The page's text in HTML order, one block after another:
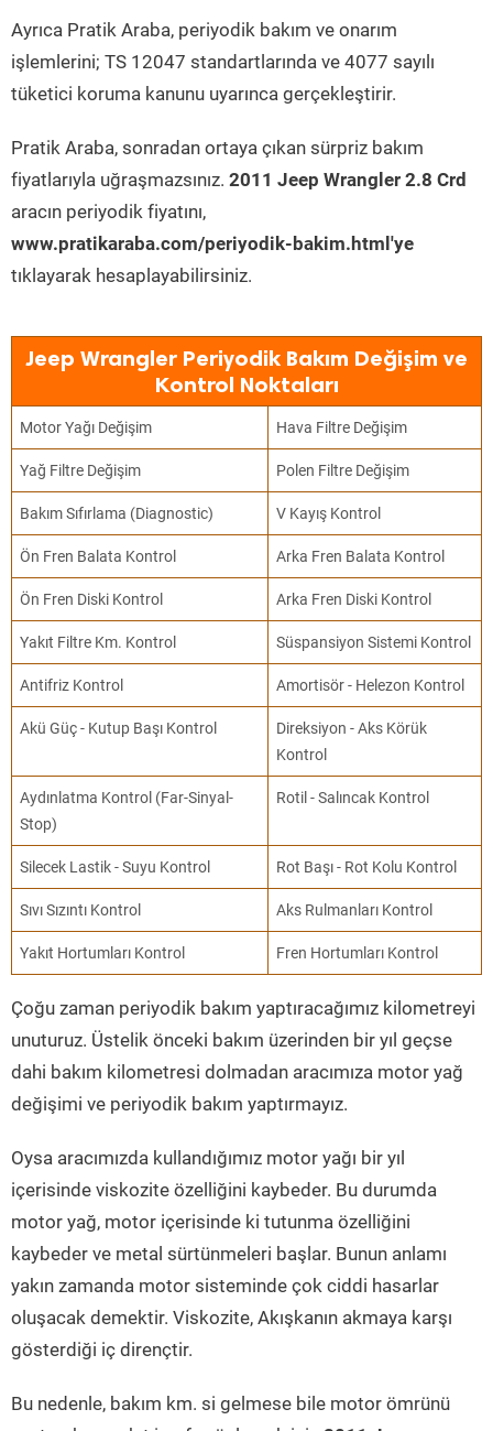
Ayrıca Pratik Araba, periyodik bakım ve onarım
işlemlerini; TS 12047 standartlarında ve 4077 sayılı
tüketici koruma kanunu uyarınca gerçekleştirir.
Pratik Araba, sonradan ortaya çıkan sürpriz bakım
fiyatlarıyla uğraşmazsınız. 2011 Jeep Wrangler 2.8 Crd
aracın periyodik fiyatını,
www.pratikaraba.com/periyodik-bakim.html'ye
tıklayarak hesaplayabilirsiniz.
Jeep Wrangler Periyodik Bakım Değişim ve
Kontrol Noktaları
Motor Yağı Değişim Hava Filtre Değişim
Yağ Filtre Değişim Polen Filtre Değişim
Bakım Sıfırlama (Diagnostic) V Kayış Kontrol
Ön Fren Balata Kontrol Arka Fren Balata Kontrol
Ön Fren Diski Kontrol Arka Fren Diski Kontrol
Yakıt Filtre Km. Kontrol Süspansiyon Sistemi Kontrol
Antifriz Kontrol Amortisör - Helezon Kontrol
Akü Güç - Kutup Başı Kontrol
Direksiyon - Aks Körük
Kontrol
Aydınlatma Kontrol (Far-Sinyal-
Stop)
Rotil - Salıncak Kontrol
Silecek Lastik - Suyu Kontrol Rot Başı - Rot Kolu Kontrol
Sıvı Sızıntı Kontrol Aks Rulmanları Kontrol
Yakıt Hortumları Kontrol Fren Hortumları Kontrol
Çoğu zaman periyodik bakım yaptıracağımız kilometreyi
unuturuz. Üstelik önceki bakım üzerinden bir yıl geçse
dahi bakım kilometresi dolmadan aracımıza motor yağ
değişimi ve periyodik bakım yaptırmayız.
Oysa aracımızda kullandığımız motor yağı bir yıl
içerisinde viskozite özelliğini kaybeder. Bu durumda
motor yağ, motor içerisinde ki tutunma özelliğini
kaybeder ve metal sürtünmeleri başlar. Bunun anlamı
yakın zamanda motor sisteminde çok ciddi hasarlar
oluşacak demektir. Viskozite, Akışkanın akmaya karşı
gösterdiği iç dirençtir.
Bu nedenle, bakım km. si gelmese bile motor ömrünü